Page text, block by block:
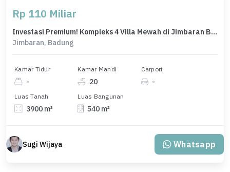
Rp 110 Miliar
Investasi Premium! Kompleks 4 Villa Mewah di Jimbaran Bali - View Eksotis & Fasilitas Lengkap
Jimbaran, Badung
Kamar Tidur
-
Kamar Mandi
20
Carport
-
Luas Tanah
3900 m²
Luas Bangunan
540 m²
Sugi Wijaya Whatsapp